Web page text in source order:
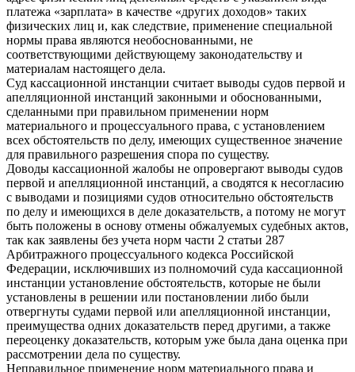
платежа «зарплата» в качестве «других доходов» таких
физических лиц и, как следствие, применение специальной
нормы права являются необоснованными, не
соответствующими действующему законодательству и
материалам настоящего дела.
Суд кассационной инстанции считает выводы судов первой и
апелляционной инстанций законными и обоснованными,
сделанными при правильном применении норм
материального и процессуального права, с установлением
всех обстоятельств по делу, имеющих существенное значение
для правильного разрешения спора по существу.
Доводы кассационной жалобы не опровергают выводы судов
первой и апелляционной инстанций, а сводятся к несогласию
с выводами и позициями судов относительно обстоятельств
по делу и имеющихся в деле доказательств, а потому не могут
быть положены в основу отмены обжалуемых судебных актов,
так как заявлены без учета норм части 2 статьи 287
Арбитражного процессуального кодекса Российской
Федерации, исключивших из полномочий суда кассационной
инстанции установление обстоятельств, которые не были
установлены в решении или постановлении либо были
отвергнуты судами первой или апелляционной инстанции,
преимущества одних доказательств перед другими, а также
переоценку доказательств, которым уже была дана оценка при
рассмотрении дела по существу.
Неправильное применение норм материального права и